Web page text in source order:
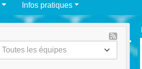
Infos pratiques